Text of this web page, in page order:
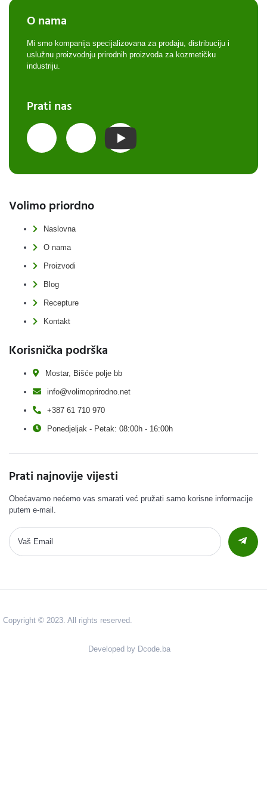
O nama
Mi smo kompanija specijalizovana za prodaju, distribuciju i
uslužnu proizvodnju prirodnih proizvoda za kozmetičku
industriju.
Prati nas
Volimo priordno
Naslovna
O nama
Proizvodi
Blog
Recepture
Kontakt
Korisnička podrška
Mostar, Bišće polje bb
info@volimoprirodno.net
+387 61 710 970
Ponedjeljak - Petak: 08:00h - 16:00h
Prati najnovije vijesti
Obećavamo nećemo vas smarati već pružati samo korisne informacije
putem e-mail.
Copyright © 2023. All rights reserved.
Developed by Dcode.ba